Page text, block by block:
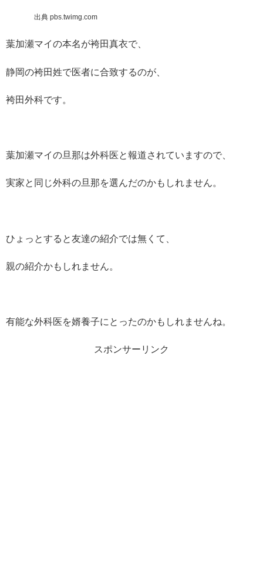
出典 pbs.twimg.com
葉加瀬マイの本名が袴田真衣で、
静岡の袴田姓で医者に合致するのが、
袴田外科です。
葉加瀬マイの旦那は外科医と報道されていますので、
実家と同じ外科の旦那を選んだのかもしれません。
ひょっとすると友達の紹介では無くて、
親の紹介かもしれません。
有能な外科医を婿養子にとったのかもしれませんね。
スポンサーリンク